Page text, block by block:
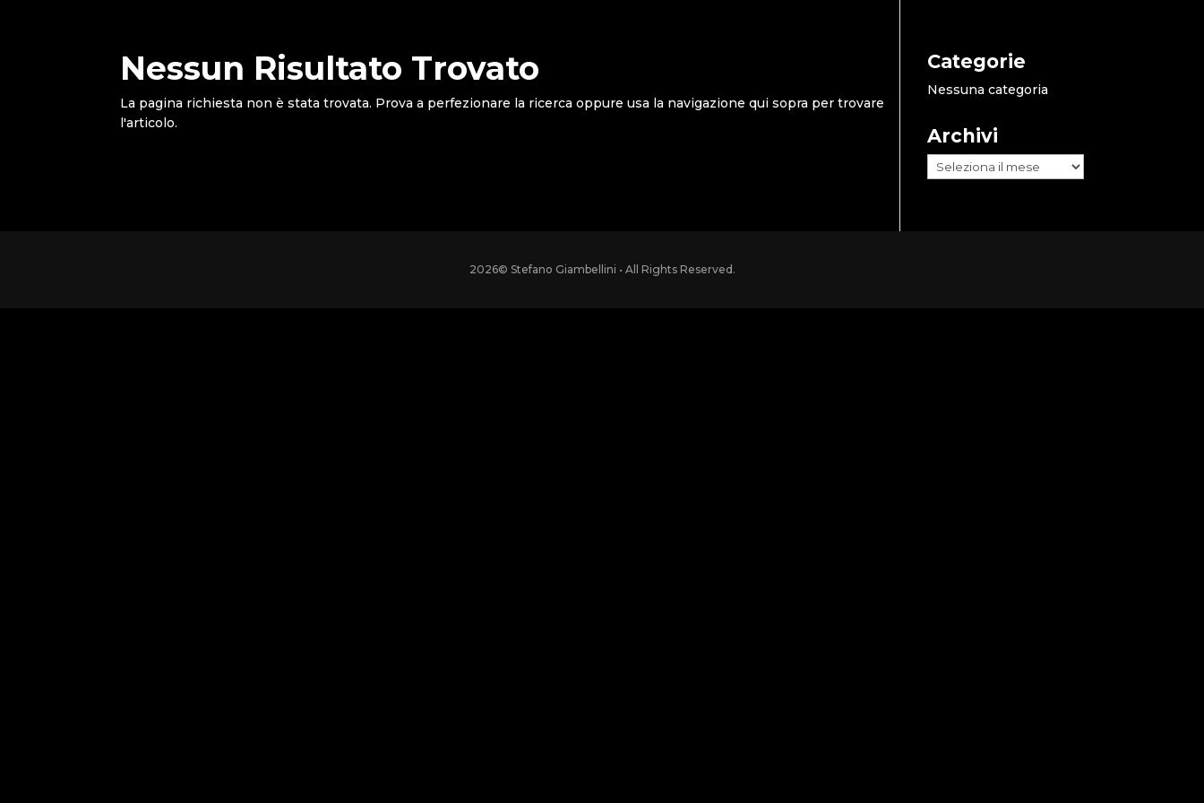
Nessun Risultato Trovato
La pagina richiesta non è stata trovata. Prova a perfezionare la ricerca oppure usa la navigazione qui sopra per trovare
l'articolo.
Categorie
Nessuna categoria
Archivi
Archivi
2026© Stefano Giambellini • All Rights Reserved.